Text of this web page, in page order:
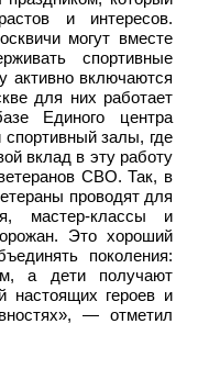
и интересов.
могут вместе
спортивные
активно включаются
для них работает
Единого центра
залы, где
вклад в эту работу
СВО. Так, в
проводят для
мастер-классы и
Это хороший
поколения:
а дети получают
настоящих героев и
— отметил